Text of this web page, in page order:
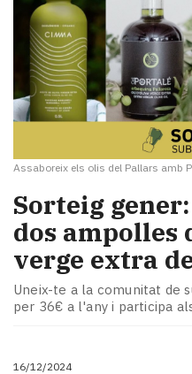
Assaboreix els olis del Pallars amb
Sorteig
dos
verge extra
Uneix-te a la comunitat de
per 36€ a l'any i participa
16/12/2024